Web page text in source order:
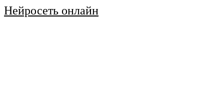
Нейросеть онлайн